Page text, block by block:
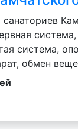
система,
обмен